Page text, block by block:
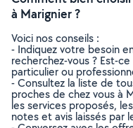
à Marignier ?
Voici nos conseils :
- Indiquez votre besoin
recherchez-vous ? Est-
particulier ou
- Consultez la liste de
proches de chez vous à
les services proposés,
notes et avis laissés par